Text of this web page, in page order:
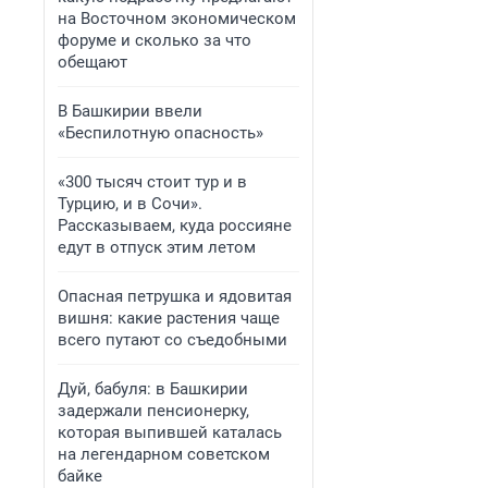
на Восточном экономическом
форуме и сколько за что
обещают
В Башкирии ввели
«Беспилотную опасность»
«300 тысяч стоит тур и в
Турцию, и в Сочи».
Рассказываем, куда россияне
едут в отпуск этим летом
Опасная петрушка и ядовитая
вишня: какие растения чаще
всего путают со съедобными
Дуй, бабуля: в Башкирии
задержали пенсионерку,
которая выпившей каталась
на легендарном советском
байке